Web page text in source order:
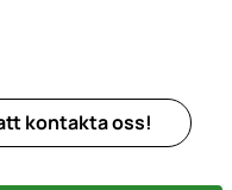
kontakta oss!